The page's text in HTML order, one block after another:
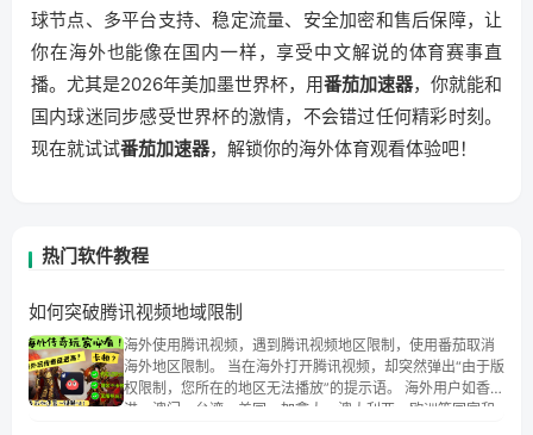
球节点、多平台支持、稳定流量、安全加密和售后保障，让
你在海外也能像在国内一样，享受中文解说的体育赛事直
播。尤其是2026年美加墨世界杯，用番茄加速器，你就能和
国内球迷同步感受世界杯的激情，不会错过任何精彩时刻。
现在就试试番茄加速器，解锁你的海外体育观看体验吧！
热门软件教程
如何突破腾讯视频地域限制
海外使用腾讯视频，遇到腾讯视频地区限制，使用番茄取消
海外地区限制。 当在海外打开腾讯视频，却突然弹出“由于版
权限制，您所在的地区无法播放”的提示语。 海外用户如香
港、澳门、台湾、美国、加拿大、澳大利亚、欧洲等国家和